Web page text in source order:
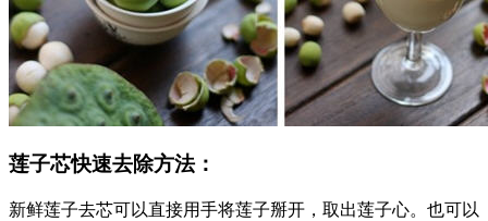
莲子芯快速去除方法：
新鲜莲子去芯可以直接用手将莲子掰开，取出莲子心。也可以